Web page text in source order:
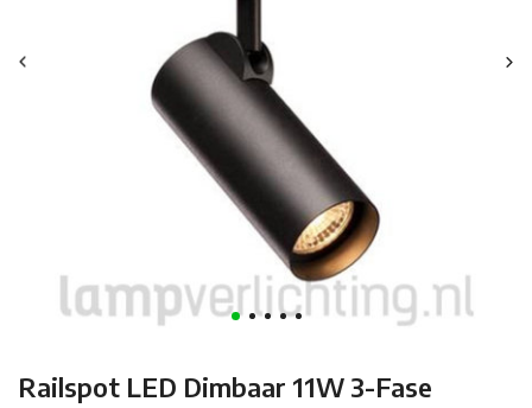
Railspot LED Dimbaar 11W 3-Fase